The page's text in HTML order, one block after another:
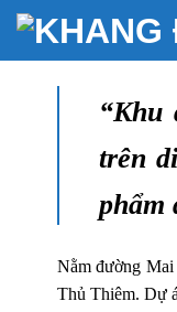
Bỏ
nội
“Khu
trên
phẩm
Nằm đường
Thủ Thiêm. Dự